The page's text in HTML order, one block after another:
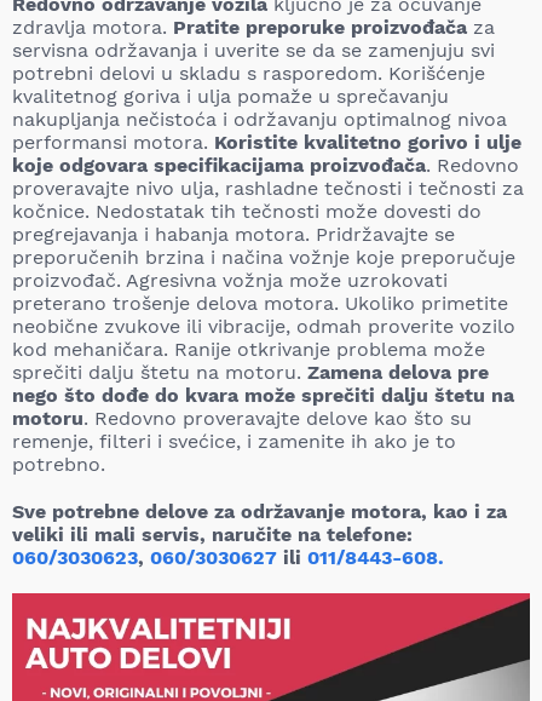
zdravlja motora. Pratite preporuke proizvođača za
servisna održavanja i uverite se da se zamenjuju svi
potrebni delovi u skladu s rasporedom. Korišćenje
kvalitetnog goriva i ulja pomaže u sprečavanju
nakupljanja nečistoća i održavanju optimalnog nivoa
performansi motora. Koristite kvalitetno gorivo i ulje
koje odgovara specifikacijama proizvođača. Redovno
proveravajte nivo ulja, rashladne tečnosti i tečnosti za
kočnice. Nedostatak tih tečnosti može dovesti do
pregrejavanja i habanja motora. Pridržavajte se
preporučenih brzina i načina vožnje koje preporučuje
proizvođač. Agresivna vožnja može uzrokovati
preterano trošenje delova motora. Ukoliko primetite
neobične zvukove ili vibracije, odmah proverite vozilo
kod mehaničara. Ranije otkrivanje problema može
sprečiti dalju štetu na motoru. Zamena delova pre
nego što dođe do kvara može sprečiti dalju štetu na
motoru. Redovno proveravajte delove kao što su
remenje, filteri i svećice, i zamenite ih ako je to
potrebno.
Sve potrebne delove za održavanje motora, kao i za
veliki ili mali servis, naručite na telefone:
060/3030623, 060/3030627 ili 011/8443-608.